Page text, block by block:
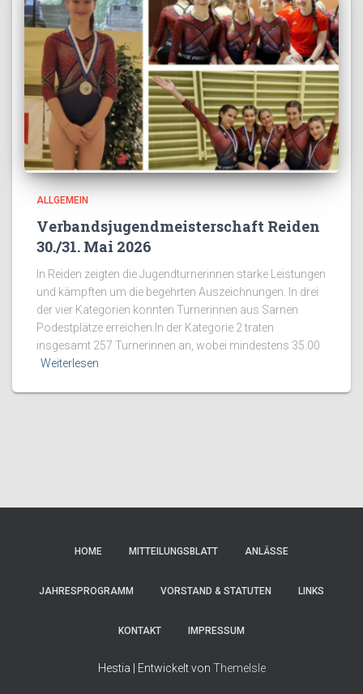
ALLGEMEIN
Verbandsjugendmeisterschaft Reiden
30./31. Mai 2026
In Reiden zeigten die Jugendturnerinnen starke Leistungen
und kämpften um die begehrten Auszeichnungen. In drei
der vier Kategorien konnten Turnerinnen aus Sarnen
Podestplätze erreichen.In der Kategorie 2 traten
insgesamt 257 Turnerinnen an, wobei mindestens 35.00
Weiterlesen
HOME MITTEILUNGSBLATT ANLÄSSE
JAHRESPROGRAMM VORSTAND & STATUTEN LINKS
KONTAKT IMPRESSUM
Hestia | Entwickelt von ThemeIsle